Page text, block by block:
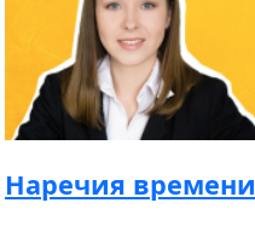
Наречия времени